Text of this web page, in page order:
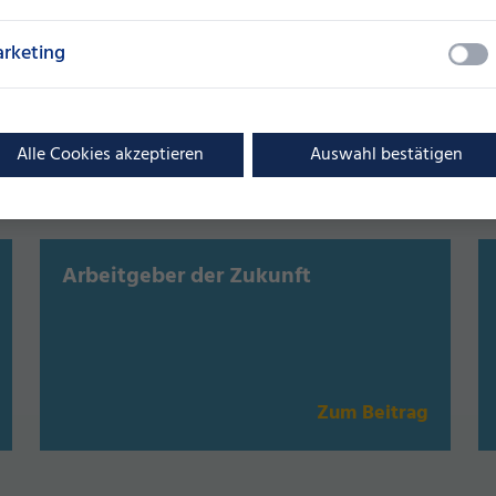
Alle Cookies akzeptieren Auswahl bestätigen
Arbeitgeber der Zukunft
Zum Beitrag